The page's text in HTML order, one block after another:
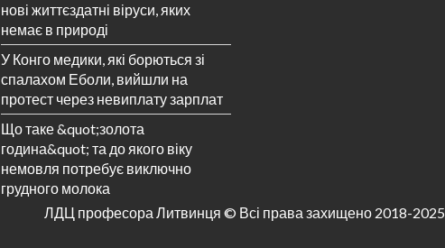
нові життєздатні віруси, яких
немає в природі
У Конго медики, які борються зі
спалахом Еболи, вийшли на
протест через невиплату зарплат
Що таке &quot;золота
година&quot; та до якого віку
немовля потребує виключно
грудного молока
ЛДЦ професора Литвинця © Всі права захищено 2018-2025